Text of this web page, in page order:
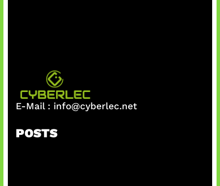
E-Mail : info@cyberlec.net
POSTS